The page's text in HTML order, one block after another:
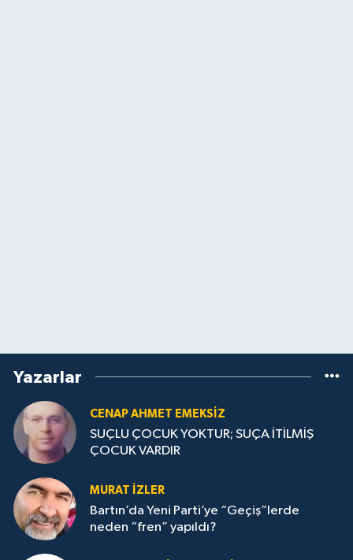
Yazarlar
CENAP AHMET EMEKSİZ
SUÇLU ÇOCUK YOKTUR; SUÇA İTİLMİŞ
ÇOCUK VARDIR
MURAT İZLER
Bartın’da Yeni Parti’ye “Geçiş”lerde
neden “fren” yapıldı?